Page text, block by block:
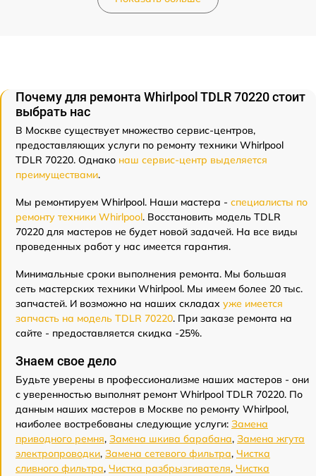
Почему для ремонта Whirlpool TDLR 70220 стоит
выбрать нас
В Москве существует множество сервис-центров,
предоставляющих услуги по ремонту техники Whirlpool
TDLR 70220. Однако наш сервис-центр выделяется
преимуществами.
Мы ремонтируем Whirlpool. Наши мастера - специалисты по
ремонту техники Whirlpool. Восстановить модель TDLR
70220 для мастеров не будет новой задачей. На все виды
проведенных работ у нас имеется гарантия.
Минимальные сроки выполнения ремонта. Мы большая
сеть мастерских техники Whirlpool. Мы имеем более 20 тыс.
запчастей. И возможно на наших складах уже имеется
запчасть на модель TDLR 70220. При заказе ремонта на
сайте - предоставляется скидка -25%.
Знаем свое дело
Будьте уверены в профессионализме наших мастеров - они
с уверенностью выполнят ремонт Whirlpool TDLR 70220. По
данным наших мастеров в Москве по ремонту Whirlpool,
наиболее востребованы следующие услуги: Замена
приводного ремня, Замена шкива барабана, Замена жгута
электропроводки, Замена сетевого фильтра, Чистка
сливного фильтра, Чистка разбрызгивателя, Чистка